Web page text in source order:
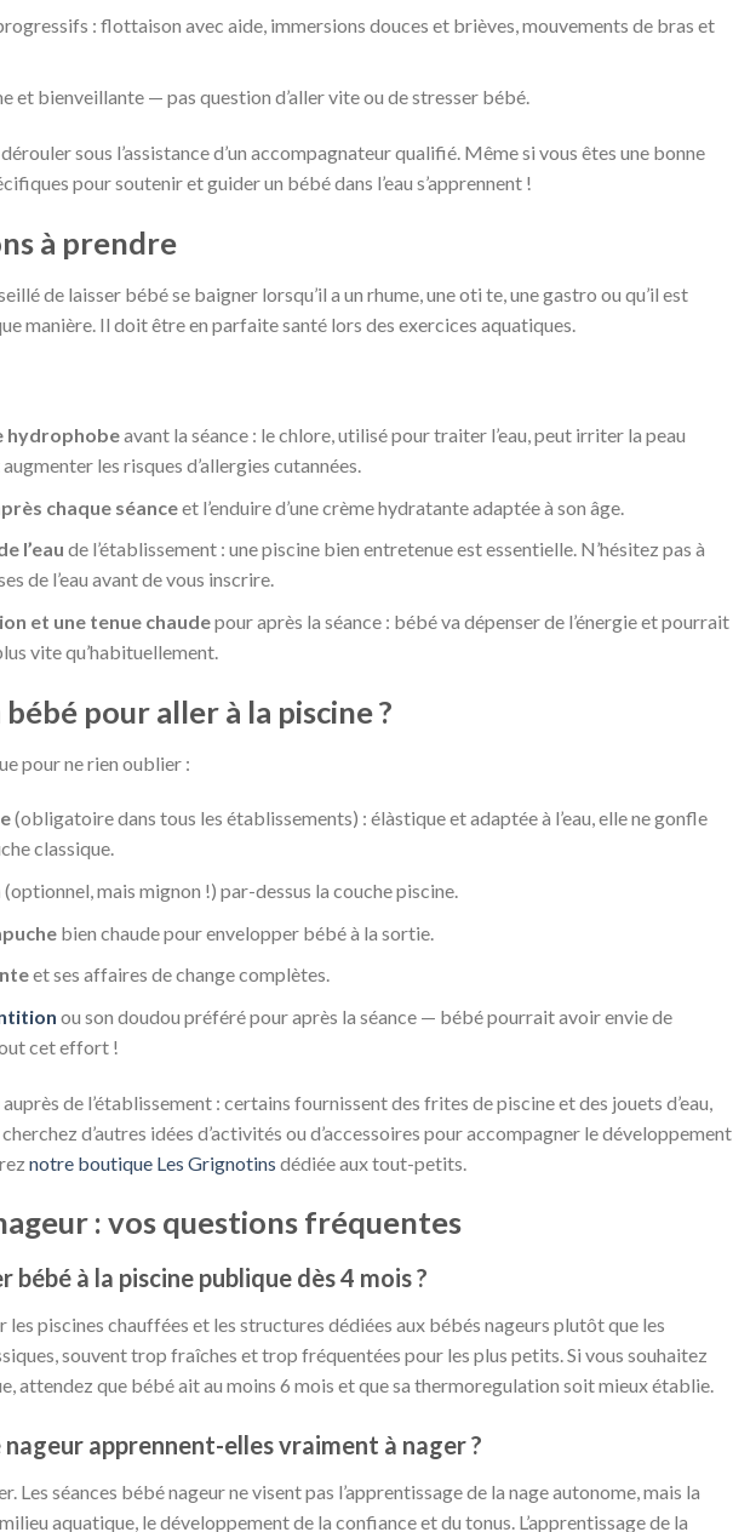
: flottaison avec aide, immersions douces et brièves, mouvements de bras et
et bienveillante — pas question d’aller vite ou de stresser bébé.
sous l’assistance d’un accompagnateur qualifié. Même si vous êtes une bonne
pour soutenir et guider un bébé dans l’eau s’apprennent !
à prendre
de laisser bébé se baigner lorsqu’il a un rhume, une oti te, une gastro ou qu’il est
manière. Il doit être en parfaite santé lors des exercices aquatiques.
hydrophobeavant la séance : le chlore, utilisé pour traiter l’eau, peut irriter la peau
les risques d’allergies cutannées.
chaque séanceet l’enduire d’une crème hydratante adaptée à son âge.
l’eau de l’établissement : une piscine bien entretenue est essentielle. N’hésitez pas à
de l’eau avant de vous inscrire.
et une tenue chaudepour après la séance : bébé va dépenser de l’énergie et pourrait
vite qu’habituellement.
pour aller à la piscine ?
pour ne rien oublier :
(obligatoire dans tous les établissements) : élàstique et adaptée à l’eau, elle ne gonfle
classique.
(optionnel, mais mignon !) par-dessus la couche piscine.
bien chaude pour envelopper bébé à la sortie.
et ses affaires de change complètes.
ou son doudou préféré pour après la séance — bébé pourrait avoir envie de
cet effort !
de l’établissement : certains fournissent des frites de piscine et des jouets d’eau,
cherchez d’autres idées d’activités ou d’accessoires pour accompagner le développement
notre boutique Les Grignotins dédiée aux tout-petits.
: vos questions fréquentes
bébé à la piscine publique dès 4 mois ?
piscines chauffées et les structures dédiées aux bébés nageurs plutôt que les
souvent trop fraîches et trop fréquentées pour les plus petits. Si vous souhaitez
attendez que bébé ait au moins 6 mois et que sa thermoregulation soit mieux établie.
nageur apprennent-elles vraiment à nager ?
Les séances bébé nageur ne visent pas l’apprentissage de la nage autonome, mais la
aquatique, le développement de la confiance et du tonus. L’apprentissage de la